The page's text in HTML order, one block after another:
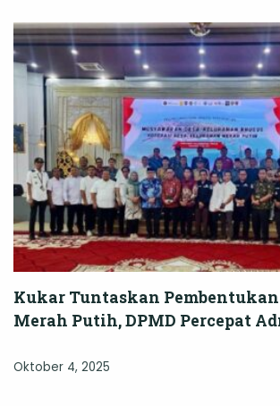
Kukar Tuntaskan Pembentukan
Merah Putih, DPMD Percepat
Oktober 4, 2025